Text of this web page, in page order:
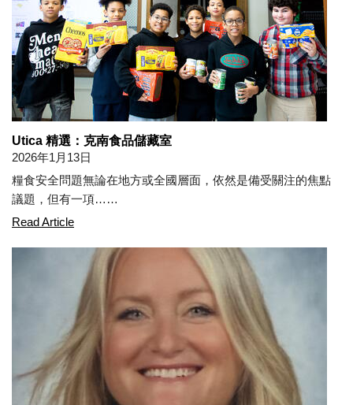
Utica 精選：克南食品儲藏室
2026年1月13日
糧食安全問題無論在地方或全國層面，依然是備受關注的焦點
議題，但有一項……
Read ArticleUtica Gem: Kernan Food Pantry